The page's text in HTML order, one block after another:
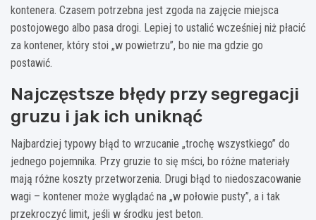
kontenera. Czasem potrzebna jest zgoda na zajęcie miejsca
postojowego albo pasa drogi. Lepiej to ustalić wcześniej niż płacić
za kontener, który stoi „w powietrzu”, bo nie ma gdzie go
postawić.
Najczęstsze błędy przy segregacji
gruzu i jak ich uniknąć
Najbardziej typowy błąd to wrzucanie „trochę wszystkiego” do
jednego pojemnika. Przy gruzie to się mści, bo różne materiały
mają różne koszty przetworzenia. Drugi błąd to niedoszacowanie
wagi – kontener może wyglądać na „w połowie pusty”, a i tak
przekroczyć limit, jeśli w środku jest beton.